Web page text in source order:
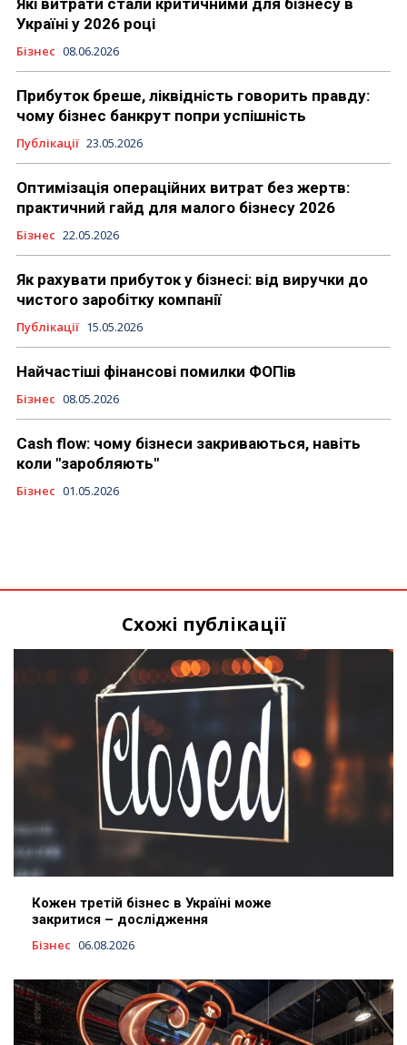
Україні у 2026 році
Бізнес 08.06.2026
Прибуток бреше, ліквідність говорить правду:
чому бізнес банкрут попри успішність
Публікації 23.05.2026
Оптимізація операційних витрат без жертв:
практичний гайд для малого бізнесу 2026
Бізнес 22.05.2026
Як рахувати прибуток у бізнесі: від виручки до
чистого заробітку компанії
Публікації 15.05.2026
Найчастіші фінансові помилки ФОПів
Бізнес 08.05.2026
Cash flow: чому бізнеси закриваються, навіть
коли "заробляють"
Бізнес 01.05.2026
Схожі публікації
Кожен третій бізнес в Україні може
закритися – дослідження
Бізнес 06.08.2026